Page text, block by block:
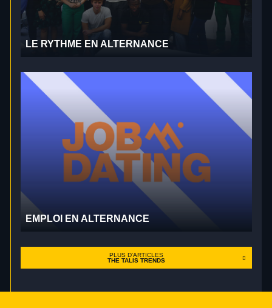
LE RYTHME EN ALTERNANCE
EMPLOI EN ALTERNANCE
PLUS D'ARTICLES
THE TALIS TRENDS